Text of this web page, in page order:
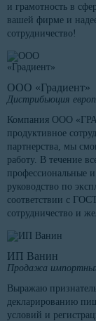
и грамотность в
вашей фирме и
сотрудничество!
ООО «Градиент»
Дистрибьюция
Компания ООО
продуктивное
партнерства, мы
работу. В течение
профессиональные
руководство по
соответствии с
сотрудничество и
ИП Ванин
Продажа
Выражаю
декларированию
условий и